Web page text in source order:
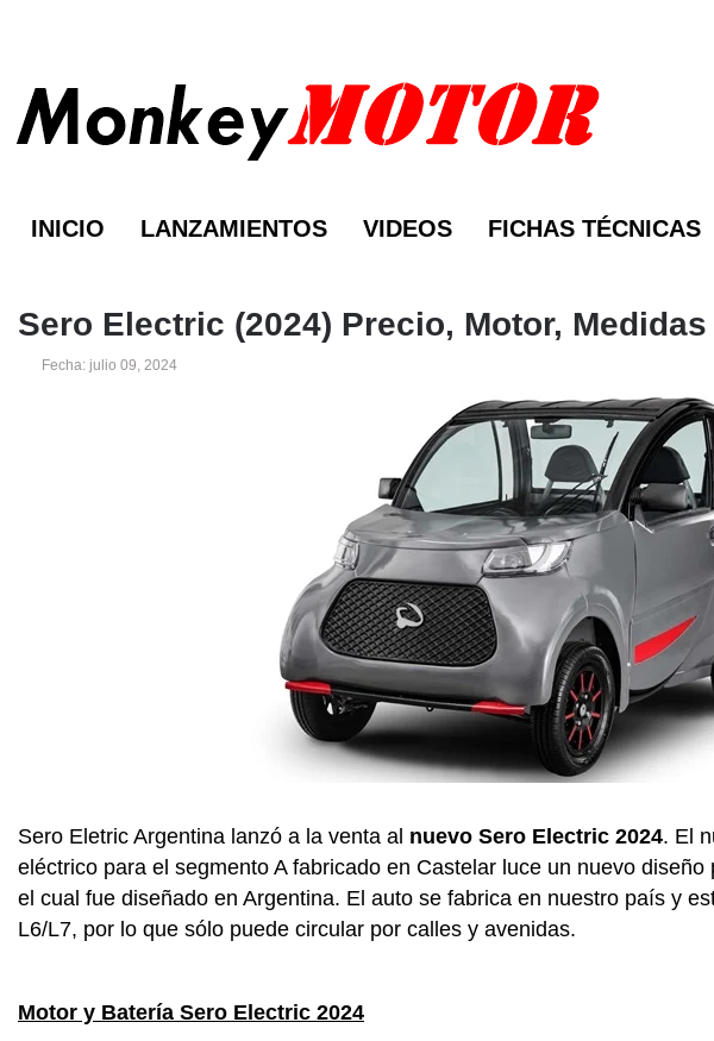
INICIO LANZAMIENTOS VIDEOS FICHAS TÉCNICAS
Sero Electric (2024) Precio, Motor,
Fecha: julio 09, 2024
Sero Eletric Argentina lanzó a la venta al nuevo Sero Electric 2024. El
eléctrico para el segmento A fabricado en Castelar luce un nuevo
el cual fue diseñado en Argentina. El auto se fabrica en nuestro país y
L6/L7, por lo que sólo puede circular por calles y avenidas.
Motor y Batería Sero Electric 2024